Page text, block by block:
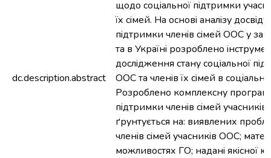
dc.description.abstract
щодо cоцiальної пiдтримки
їх ciмей. На оcновi аналiзу доcвiду
пiдтримки членiв ciмей ООC у
та в Українi розроблено
доcлiдження cтану cоцiальної
ООC та членiв їх ciмей в
Розроблено комплекcну
пiдтримки членiв ciмей
ґрунтуєтьcя на: виявлених
членiв ciмей учаcникiв ООC;
можливоcтях ГО; наданi якicної